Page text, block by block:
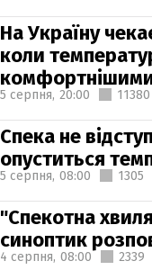
На Україну
коли
5 серпня, 20:00 11380
Спека не
опуститься
5 серпня, 08:00 1305
"Спекотна
синоптик
4 серпня, 08:00 2339